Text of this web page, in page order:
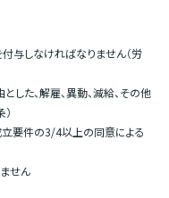
与しなければなりません（労
た、解雇、異動、減給、その他
要件の3/4以上の同意による
せん